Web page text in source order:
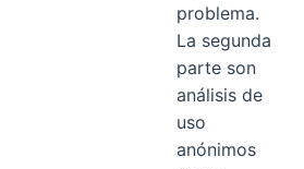
problema.
La segunda
parte son
análisis de
uso
anónimos